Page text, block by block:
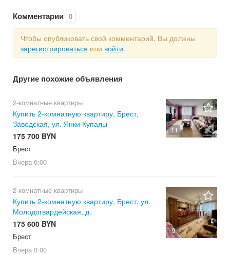
Комментарии 0
Чтобы опубликовать свой комментарий, Вы должны
зарегистрироваться или войти.
Другие похожие объявления
11
2-комнатные квартиры
Купить 2-комнатную квартиру, Брест,
Заводская, ул. Янки Купалы
175 700 BYN
Брест
Вчера 0:00
9
2-комнатные квартиры
Купить 2-комнатную квартиру, Брест, ул.
Молодогвардейская, д.
175 600 BYN
Брест
Вчера 0:00